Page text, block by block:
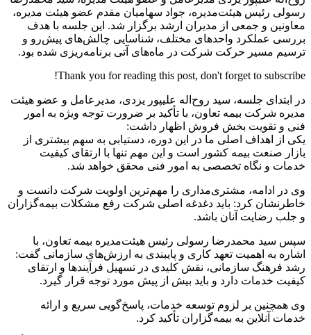
رسولی رئیس هیئت‌مدیره، جواد سهامیان مقدم عضو هیئت مدیره،
معاونین و جمعی از مدیران ارشد برگزار شد. این جلسه با هدف
بررسی عملکرد واحدهای مختلف، شناسایی چالش‌های پیش‌رو و
ترسیم مسیر حرکت شرکت در ماه‌های آتی برنامه‌ریزی شده بود.
Thank you for reading this post, don't forget to subscribe!
در ابتدای جلسه، سید روح‌اله علیپور یزدی، مدیرعامل و عضو هیئت
مدیره شرکت بیمه تعاون، با تأکید بر ضرورت توجه ویژه به امور
فنی و تقویت بخش فروش اظهار داشت:
یکی از اهداف اصلی ما در این دوره، دستیابی به سهم بیشتری از
بازار صنعت بیمه کشور است و این مهم تنها با ارتقای کیفیت
خدمات و نگاه تخصصی به امور فنی محقق خواهد شد.
وی در ادامه، مشتری‌مداری را مهم‌ترین اولویت شرکت دانست و
خاطرنشان کرد: باید دغدغه اصلی شرکت رفع مشکلات بیمه‌گزاران
و جلب رضایت آنان باشد.
سپس سید محمدرضا رسولی رئیس هیئت‌مدیره بیمه تعاون، با
اشاره به اهمیت تعهد کاری و پایبندی به ارزش‌های سازمانی گفت:
رشد فرهنگ سازمانی، نقش کلیدی در تسهیل فرآیندها و ارتقای
کیفیت خدمات دارد و باید بیش از پیش مورد توجه قرار گیرد.
وی همچنین بر لزوم توسعه خدمات، پاسخ‌گویی سریع و ارائه
خدمات آنلاین به بیمه‌گزاران تأکید کرد.